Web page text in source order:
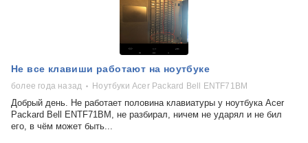
Не все клавиши работают на ноутбуке
более года назад Ноутбуки Acer Packard Bell ENTF71BM
Добрый день. Не работает половина клавиатуры у ноутбука Acer
Packard Bell ENTF71BM, не разбирал, ничем не ударял и не бил
его, в чём может быть...